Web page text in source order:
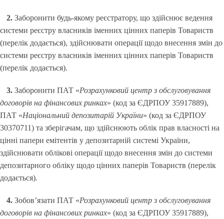
2. Заборонити будь-якому реєстратору, що здійснює ведення
системи реєстру власників іменних цінних паперів Товариств
(перелік додається), здійснювати операції щодо внесення змін до
системи реєстру власників іменних цінних паперів Товариств
(перелік додається).
3. Заборонити ПАТ «Розрахунковий центр з обслуговування
договорів на фінансових ринках» (код за ЄДРПОУ 35917889),
ПАТ «Національний депозитарій України» (код за ЄДРПОУ
30370711) та зберігачам, що здійснюють облік прав власності на
цінні папери емітентів у депозитарній системі України,
здійснювати облікові операції щодо внесення змін до системи
депозитарного обліку щодо цінних паперів Товариств (перелік
додається).
4. Зобов’язати ПАТ «Розрахунковий центр з обслуговування
договорів на фінансових ринках» (код за ЄДРПОУ 35917889),